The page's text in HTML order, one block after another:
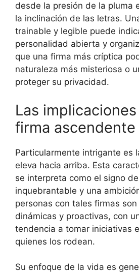
desde la presión de la pluma
la inclinación de las letras.
trainable y legible puede
personalidad abierta y
que una firma más críptica
naturaleza más misteriosa o
proteger su privacidad.
Las
firma ascendente
Particularmente intrigante es
eleva hacia arriba. Esta
se interpreta como el signo
inquebrantable y una
personas con tales firmas
dinámicas y proactivas, con
tendencia a tomar iniciativas
quienes los rodean.
Su enfoque de la vida es